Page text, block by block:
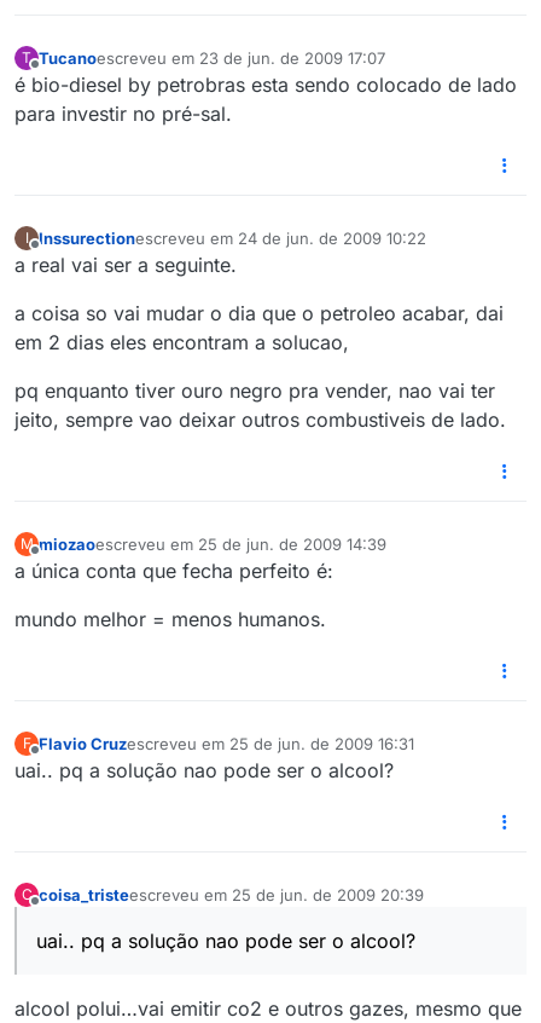
T
Offline
Tucanoescreveu em 23 de jun. de 2009 17:07
última edição por
é bio-diesel by petrobras esta sendo colocado de lado
para investir no pré-sal.
I
Offline
Inssurectionescreveu em 24 de jun. de 2009 10:22
última edição por
a real vai ser a seguinte.
a coisa so vai mudar o dia que o petroleo acabar, dai
em 2 dias eles encontram a solucao,
pq enquanto tiver ouro negro pra vender, nao vai ter
jeito, sempre vao deixar outros combustiveis de lado.
M
Offline
miozaoescreveu em 25 de jun. de 2009 14:39
última edição por
a única conta que fecha perfeito é:
mundo melhor = menos humanos.
F
Offline
Flavio Cruzescreveu em 25 de jun. de 2009 16:31
última edição por
uai.. pq a solução nao pode ser o alcool?
C coisa_tristeescreveu em 25 de jun. de 2009 20:39
última edição por
uai.. pq a solução nao pode ser o alcool?
alcool polui…vai emitir co2 e outros gazes, mesmo que